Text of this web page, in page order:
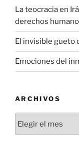
La teocracia en
derechos
El invisible gueto
Emociones del
ARCHIVOS